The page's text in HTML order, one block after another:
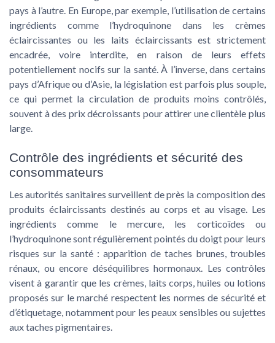
pays à l’autre. En Europe, par exemple, l’utilisation de certains
ingrédients comme l’hydroquinone dans les crèmes
éclaircissantes ou les laits éclaircissants est strictement
encadrée, voire interdite, en raison de leurs effets
potentiellement nocifs sur la santé. À l’inverse, dans certains
pays d’Afrique ou d’Asie, la législation est parfois plus souple,
ce qui permet la circulation de produits moins contrôlés,
souvent à des prix décroissants pour attirer une clientèle plus
large.
Contrôle des ingrédients et sécurité des
consommateurs
Les autorités sanitaires surveillent de près la composition des
produits éclaircissants destinés au corps et auvisage. Les
ingrédients comme le mercure, les corticoïdes ou
l’hydroquinone sont régulièrement pointés du doigt pour leurs
risques sur la santé : apparition de taches brunes, troubles
rénaux, ou encore déséquilibres hormonaux. Les contrôles
visent à garantir que les crèmes, laits corps,huiles ou lotions
proposés sur le marché respectent les normes de sécurité et
d’étiquetage, notamment pour lespeaux sensibles ou sujettes
auxtaches pigmentaires.